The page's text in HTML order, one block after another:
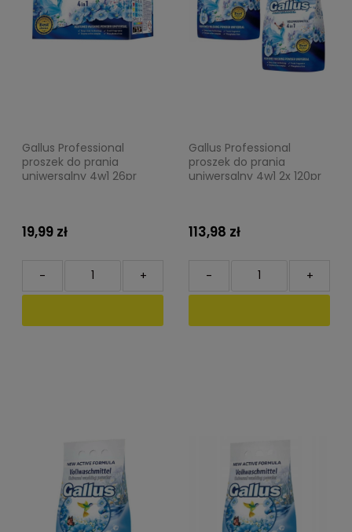
Gallus Professional
proszek do prania
uniwersalny 4w1 26pr
19,99 zł
+
-
Gallus Professional
proszek do prania
uniwersalny 4w1 2x 120pr
113,98 zł
+
-